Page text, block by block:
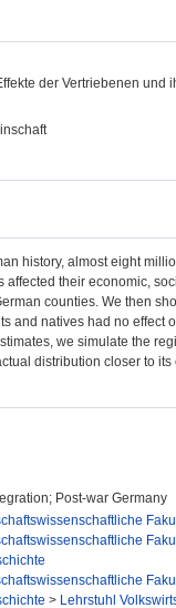
der Vertriebenen
history, almost eight
their economic,
counties. We then
and natives had no effect
we simulate the
distribution closer to its
Post-war Germany
> Lehrstuhl